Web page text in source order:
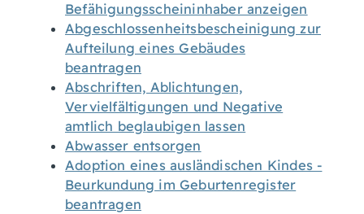
Befähigungsscheininhaber anzeigen
Abgeschlossenheitsbescheinigung zur
Aufteilung eines Gebäudes
beantragen
Abschriften, Ablichtungen,
Vervielfältigungen und Negative
amtlich beglaubigen lassen
Abwasser entsorgen
Adoption eines ausländischen Kindes -
Beurkundung im Geburtenregister
beantragen